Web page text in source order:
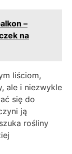
–
na
liściom,
ale i niezwykle
się do
ją
rośliny